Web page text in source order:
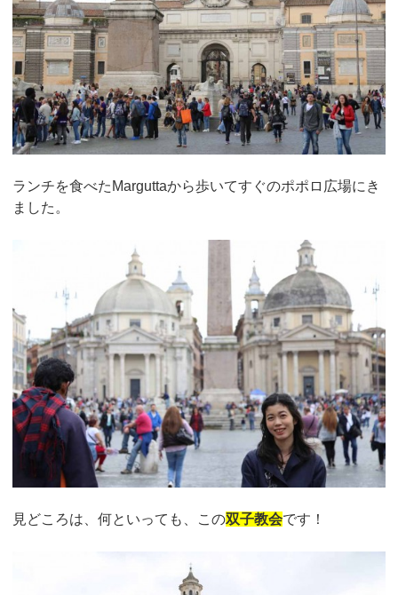
ランチを食べたMarguttaから歩いてすぐのポポロ広場にき
ました。
見どころは、何といっても、この双子教会です！